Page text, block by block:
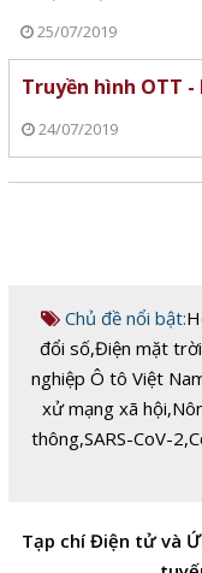
25/07/2019
Truyền hình OTT
24/07/2019
Chủ đề nổi bật:
đổi số,Điện mặt trời
nghiệp Ô tô Việt
xử mạng xã hội,
thông,SARS-CoV-2,
Tạp chí Điện tử và